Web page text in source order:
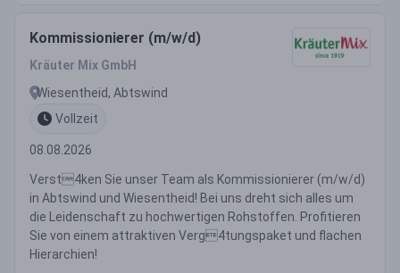
Kommissionierer (m/w/d)
Kräuter Mix GmbH
Wiesentheid, Abtswind
Vollzeit
08.08.2026
Verst4ken Sie unser Team als Kommissionierer (m/w/d)
in Abtswind und Wiesentheid! Bei uns dreht sich alles um
die Leidenschaft zu hochwertigen Rohstoffen. Profitieren
Sie von einem attraktiven Verg4tungspaket und flachen
Hierarchien!